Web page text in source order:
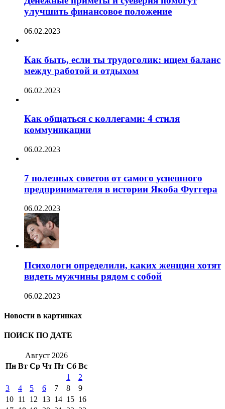
улучшить финансовое положение
06.02.2023
Как быть, если ты трудоголик: ищем баланс
между работой и отдыхом
06.02.2023
Как общаться с коллегами: 4 стиля
коммуникации
06.02.2023
7 полезных советов от самого успешного
предпринимателя в истории Якоба Фуггера
06.02.2023
Психологи определили, каких женщин хотят
видеть мужчины рядом с собой
06.02.2023
Новости в картинках
ПОИСК ПО ДАТЕ
Август 2026
Пн Вт Ср Чт Пт Сб Вс
1
2
3
4 5 6 7 8
9
10 11 12 13 14 15 16